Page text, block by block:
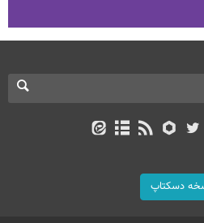
دسکتاپ